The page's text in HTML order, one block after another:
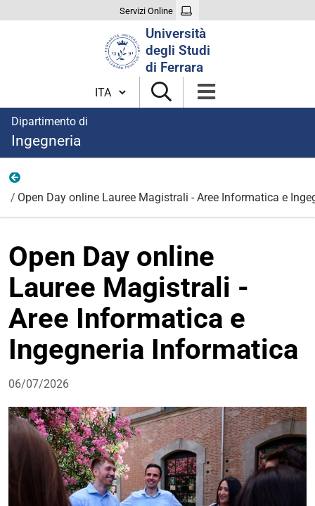
Servizi Online
Università
degli Studi
di Ferrara
Cambia lingua
Dipartimento di
Ingegneria
Open Day online Lauree Magistrali - Aree Informatica e
Open Day online
Lauree Magistrali -
Aree Informatica e
Ingegneria Informatica
06/07/2026